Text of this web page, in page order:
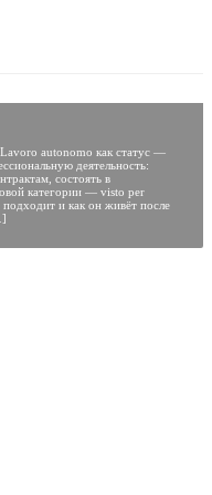
autonomo как статус —
деятельность:
состоять в
категории — visto per
и как он живёт после